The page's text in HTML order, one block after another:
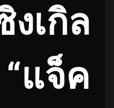
งเกิล
แจ็ค